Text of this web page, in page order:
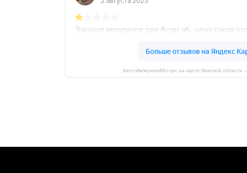
Авто-ИмпериалМоторс на карте Минской области